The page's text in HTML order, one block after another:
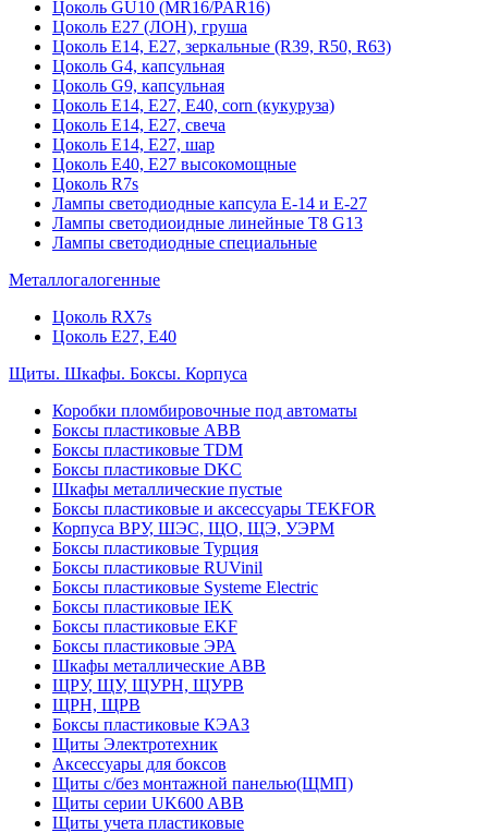
Цоколь GU10 (MR16/PAR16)
Цоколь Е27 (ЛОН), груша
Цоколь Е14, Е27, зеркальные (R39, R50, R63)
Цоколь G4, капсульная
Цоколь G9, капсульная
Цоколь Е14, Е27, Е40, corn (кукуруза)
Цоколь Е14, Е27, свеча
Цоколь Е14, Е27, шар
Цоколь Е40, Е27 высокомощные
Цоколь R7s
Лампы светодиодные капсула Е-14 и Е-27
Лампы светодиоидные линейные T8 G13
Лампы светодиодные специальные
Металлогалогенные
Цоколь RX7s
Цоколь Е27, E40
Щиты. Шкафы. Боксы. Корпуса
Коробки пломбировочные под автоматы
Боксы пластиковые ABB
Боксы пластиковые TDM
Боксы пластиковые DKC
Шкафы металлические пустые
Боксы пластиковые и аксессуары TEKFOR
Корпуса ВРУ, ШЭС, ЩО, ЩЭ, УЭРМ
Боксы пластиковые Турция
Боксы пластиковые RUVinil
Боксы пластиковые Systeme Electric
Боксы пластиковые IEK
Боксы пластиковые EKF
Боксы пластиковые ЭРА
Шкафы металлические ABB
ЩРУ, ЩУ, ЩУРН, ЩУРВ
ЩРН, ЩРВ
Боксы пластиковые КЭАЗ
Щиты Электротехник
Аксессуары для боксов
Щиты с/без монтажной панелью(ЩМП)
Щиты серии UK600 ABB
Щиты учета пластиковые